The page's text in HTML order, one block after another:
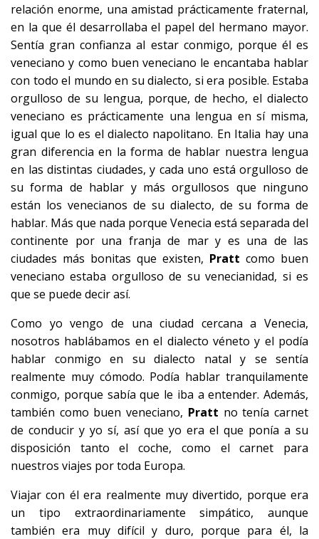
relación enorme, una amistad prácticamente fraternal,
en la que él desarrollaba el papel del hermano mayor.
Sentía gran confianza al estar conmigo, porque él es
veneciano y como buen veneciano le encantaba hablar
con todo el mundo en su dialecto, si era posible. Estaba
orgulloso de su lengua, porque, de hecho, el dialecto
veneciano es prácticamente una lengua en sí misma,
igual que lo es el dialecto napolitano. En Italia hay una
gran diferencia en la forma de hablar nuestra lengua
en las distintas ciudades, y cada uno está orgulloso de
su forma de hablar y más orgullosos que ninguno
están los venecianos de su dialecto, de su forma de
hablar. Más que nada porque Venecia está separada del
continente por una franja de mar y es una de las
ciudades más bonitas que existen, Pratt como buen
veneciano estaba orgulloso de su venecianidad, si es
que se puede decir así.
Como yo vengo de una ciudad cercana a Venecia,
nosotros hablábamos en el dialecto véneto y el podía
hablar conmigo en su dialecto natal y se sentía
realmente muy cómodo. Podía hablar tranquilamente
conmigo, porque sabía que le iba a entender. Además,
también como buen veneciano, Pratt no tenía carnet
de conducir y yo sí, así que yo era el que ponía a su
disposición tanto el coche, como el carnet para
nuestros viajes por toda Europa.
Viajar con él era realmente muy divertido, porque era
un tipo extraordinariamente simpático, aunque
también era muy difícil y duro, porque para él, la